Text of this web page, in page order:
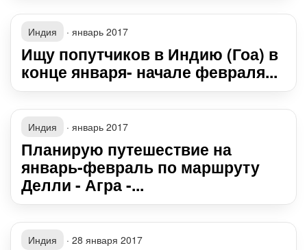
Индия · январь 2017
Ищу попутчиков в Индию (Гоа) в
конце января- начале февраля...
Индия · январь 2017
Планирую путешествие на
январь-февраль по маршруту
Делли - Агра -...
Индия · 28 января 2017